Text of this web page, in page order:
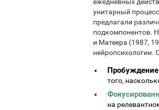
унитарный
предлагали
подкомпонентов.
и Матеера (1987,
нейропсихологии.
Пробуждение
того,
на